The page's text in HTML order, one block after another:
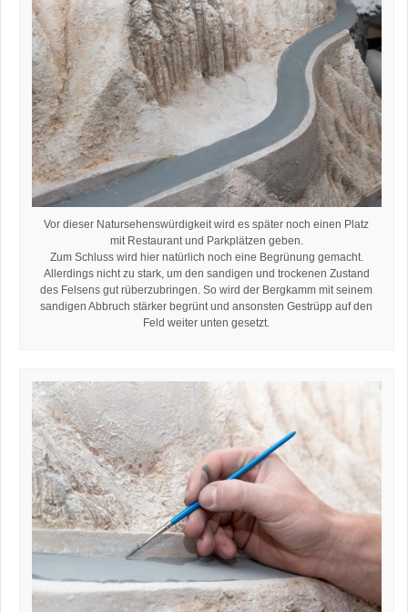
Vor dieser Natursehenswürdigkeit wird es später noch einen Platz
mit Restaurant und Parkplätzen geben.
Zum Schluss wird hier natürlich noch eine Begrünung gemacht.
Allerdings nicht zu stark, um den sandigen und trockenen Zustand
des Felsens gut rüberzubringen. So wird der Bergkamm mit seinem
sandigen Abbruch stärker begrünt und ansonsten Gestrüpp auf den
Feld weiter unten gesetzt.